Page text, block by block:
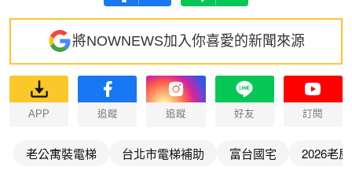
將NOWNEWS加入你喜愛的新聞來源
APP 追蹤 追蹤 好友 訂閱
老公寓裝電梯 台北市電梯補助 富台國宅 2026老